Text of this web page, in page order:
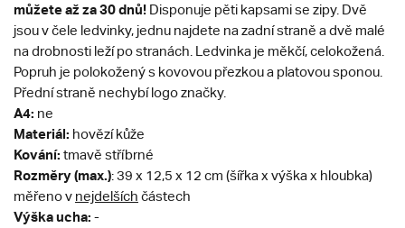
můžete až za 30 dnů! Disponuje pěti kapsami se zipy. Dvě
jsou v čele ledvinky, jednu najdete na zadní straně a dvě malé
na drobnosti leží po stranách. Ledvinka je měkčí, celokožená.
Popruh je polokožený s kovovou přezkou a platovou sponou.
Přední straně nechybí logo značky.
A4: ne
Materiál: hovězí kůže
Kování: tmavě stříbrné
Rozměry (max.): 39 x 12,5 x 12 cm (šířka x výška x hloubka)
měřeno v nejdelších částech
Výška ucha: -